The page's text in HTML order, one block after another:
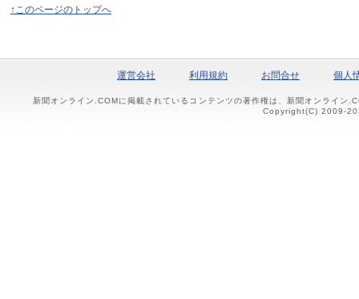
↑このページのトップへ
運営会社 利用規約 お問合せ 個人
新聞オンライン.COMに掲載されているコンテンツの著作権は、新聞オンライン
Copyright(C) 2009-